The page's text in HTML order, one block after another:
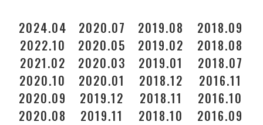
2024.04
2022.10
2021.02
2020.10
2020.09
2020.08
2020.07
2020.05
2020.03
2020.01
2019.12
2019.11
2019.08
2019.02
2019.01
2018.12
2018.11
2018.10
2018.09
2018.08
2018.07
2016.11
2016.10
2016.09